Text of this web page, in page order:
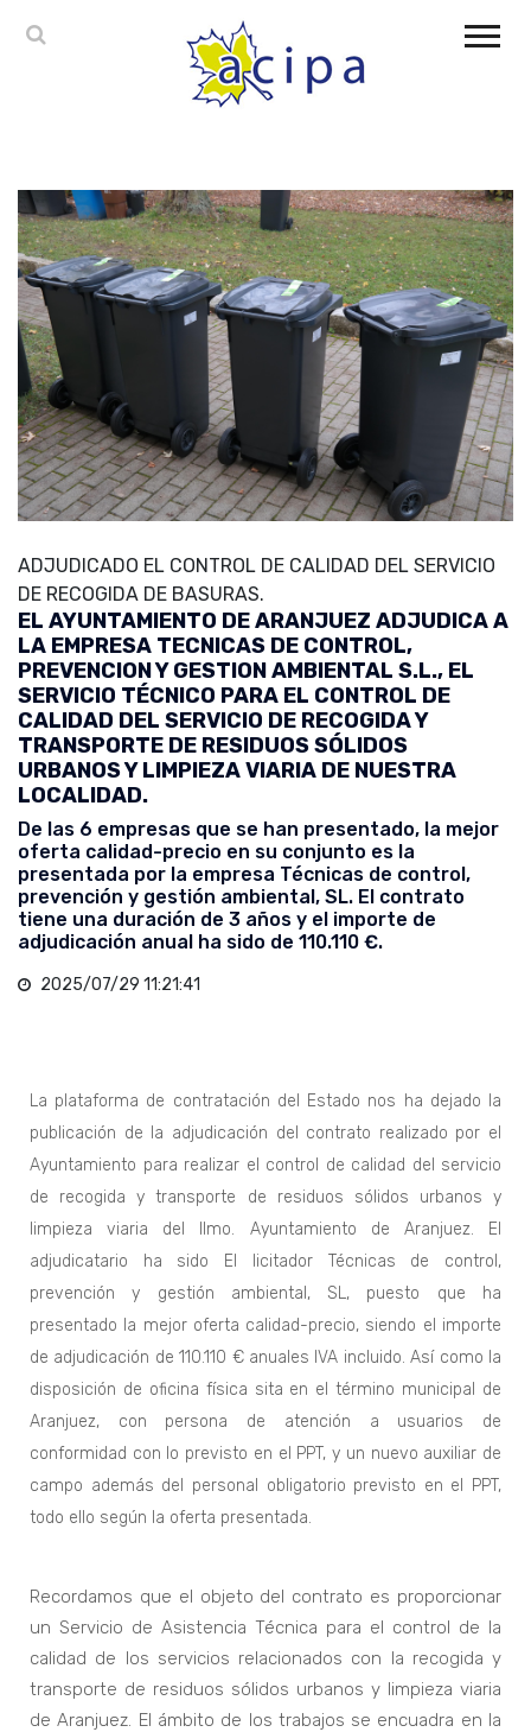
ADJUDICADO EL CONTROL DE CALIDAD DEL SERVICIO
DE RECOGIDA DE BASURAS.
EL AYUNTAMIENTO DE ARANJUEZ ADJUDICA A
LA EMPRESA TECNICAS DE CONTROL,
PREVENCION Y GESTION AMBIENTAL S.L., EL
SERVICIO TÉCNICO PARA EL CONTROL DE
CALIDAD DEL SERVICIO DE RECOGIDA Y
TRANSPORTE DE RESIDUOS SÓLIDOS
URBANOS Y LIMPIEZA VIARIA DE NUESTRA
LOCALIDAD.
De las 6 empresas que se han presentado, la mejor
oferta calidad-precio en su conjunto es la
presentada por la empresa Técnicas de control,
prevención y gestión ambiental, SL. El contrato
tiene una duración de 3 años y el importe de
adjudicación anual ha sido de 110.110 €.
2025/07/29 11:21:41
La plataforma de contratación del Estado nos ha dejado la
publicación de la adjudicación del contrato realizado por el
Ayuntamiento para realizar el control de calidad del servicio
de recogida y transporte de residuos sólidos urbanos y
limpieza viaria del Ilmo. Ayuntamiento de Aranjuez. El
adjudicatario ha sido El licitador Técnicas de control,
prevención y gestión ambiental, SL, puesto que ha
presentado la mejor oferta calidad-precio, siendo el importe
de adjudicación de 110.110 € anuales IVA incluido. Así como la
disposición de oficina física sita en el término municipal de
Aranjuez, con persona de atención a usuarios de
conformidad con lo previsto en el PPT, y un nuevo auxiliar de
campo además del personal obligatorio previsto en el PPT,
todo ello según la oferta presentada.
Recordamos que el objeto del contrato es proporcionar
un Servicio de Asistencia Técnica para el control de la
calidad de los servicios relacionados con la recogida y
transporte de residuos sólidos urbanos y limpieza viaria
de Aranjuez. El ámbito de los trabajos se encuadra en la